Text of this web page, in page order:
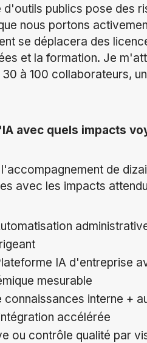
publics pose des
nous portons
se déplacera des
et la formation. Je
à 100 collaborateurs,
avec quels impacts
de
avec les impacts
IA d'entreprise
mesurable
interne +
accélérée
ou contrôle qualité par